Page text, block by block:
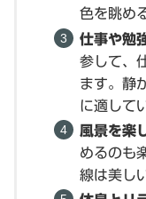
色を眺め
仕事や勉
参して、
ます。静
に適して
風景を楽
めるのも
線は美し